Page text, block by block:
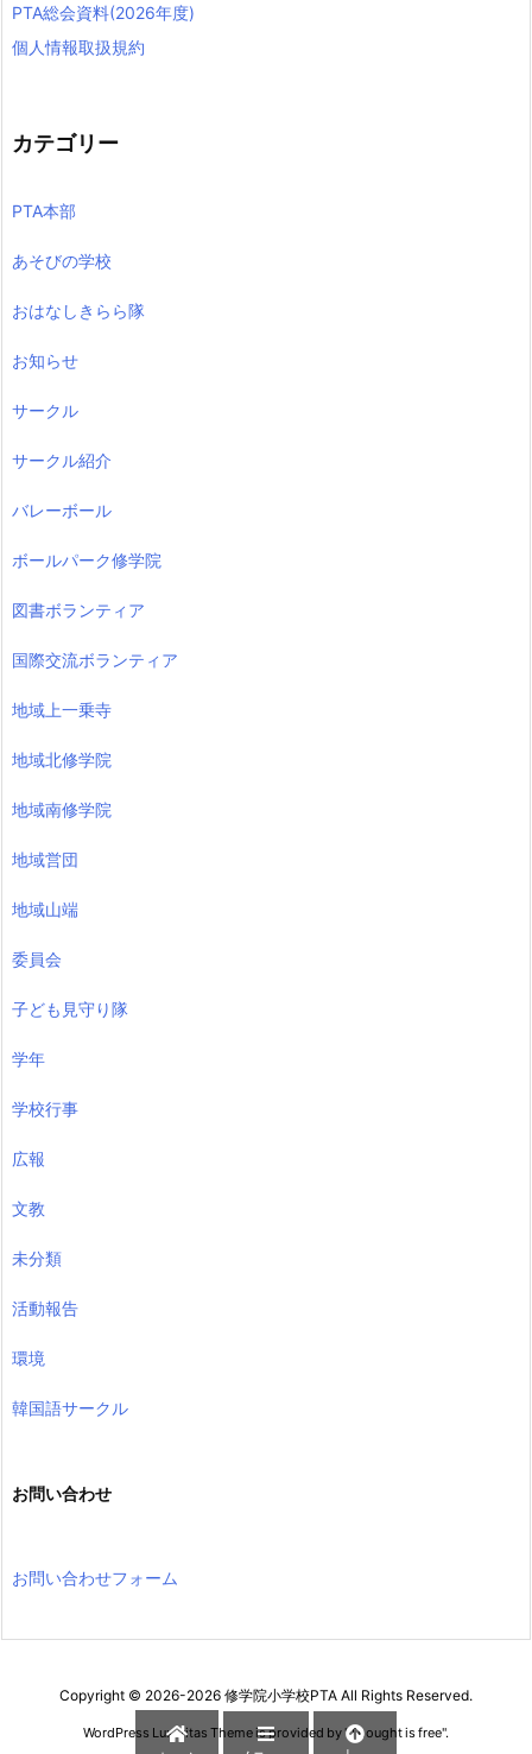
PTA総会資料(2026年度)
個人情報取扱規約
カテゴリー
PTA本部
あそびの学校
おはなしきらら隊
お知らせ
サークル
サークル紹介
バレーボール
ボールパーク修学院
図書ボランティア
国際交流ボランティア
地域上一乗寺
地域北修学院
地域南修学院
地域営団
地域山端
委員会
子ども見守り隊
学年
学校行事
広報
文教
未分類
活動報告
環境
韓国語サークル
お問い合わせ
お問い合わせフォーム
Copyright © 2026-2026 修学院小学校PTA All Rights Reserved.
WordPress Luxeritas Theme is provided by "Thought is free".